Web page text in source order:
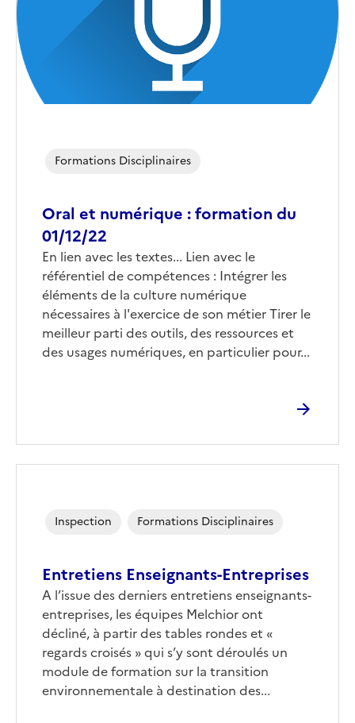
Oral et numérique : formation du
01/12/22
Corps
En lien avec les textes... Lien avec le
référentiel de compétences : Intégrer les
éléments de la culture numérique
nécessaires à l'exercice de son métier Tirer le
meilleur parti des outils, des ressources et
des usages numériques, en particulier pour...
Formations Disciplinaires
Entretiens Enseignants-Entreprises
Corps
A l’issue des derniers entretiens enseignants-
entreprises, les équipes Melchior ont
décliné, à partir des tables rondes et «
regards croisés » qui s’y sont déroulés un
module de formation sur la transition
environnementale à destination des...
Inspection Formations Disciplinaires